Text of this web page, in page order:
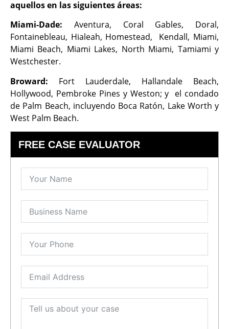
aquellos en las siguientes áreas:
Miami-Dade: Aventura, Coral Gables, Doral,
Fontainebleau, Hialeah, Homestead, Kendall, Miami,
Miami Beach, Miami Lakes, North Miami, Tamiami y
Westchester.
Broward:
Fort Lauderdale, Hallandale Beach,
Hollywood, Pembroke Pines y Weston; y el condado
de Palm Beach, incluyendo Boca Ratón, Lake Worth y
West Palm Beach.
FREE CASE EVALUATOR